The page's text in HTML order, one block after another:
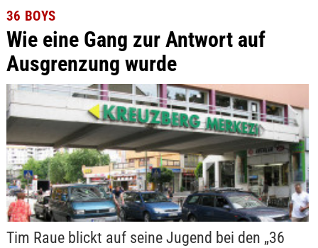
36 BOYS
Wie eine Gang zur Antwort auf
Ausgrenzung wurde
Tim Raue blickt auf seine Jugend bei den „36